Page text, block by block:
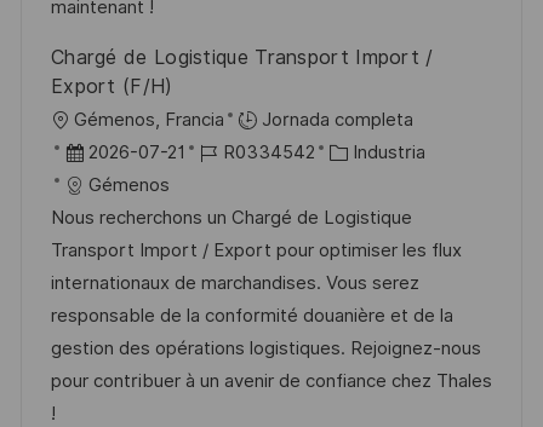
u
l
a
c
maintenant !
Chargé de Logistique Transport Import /
Export (F/H)
U
b
c
a
c
i
ó
n
Gémenos, Francia
Jornada completa
F
e
c
h
a
d
e
p
2026-07-21
I
d
e
e
m
p
l
R0334542
C
e
g
o
r
í
Industria
Gémenos
Nous recherchons un Chargé de Logistique
Transport Import / Export pour optimiser les flux
internationaux de marchandises. Vous serez
responsable de la conformité douanière et de la
gestion des opérations logistiques. Rejoignez-nous
pour contribuer à un avenir de confiance chez Thales
!